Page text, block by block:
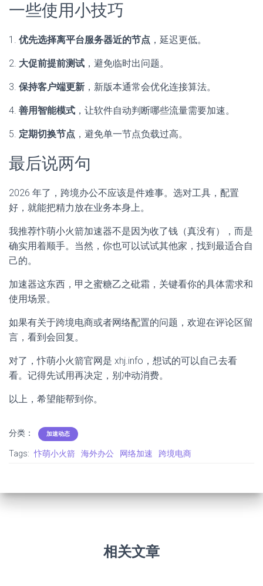
一些使用小技巧
1. 优先选择离平台服务器近的节点 ，延迟更低。
2. 大促前提前测试 ，避免临时出问题。
3. 保持客户端更新 ，新版本通常会优化连接算法。
4. 善用智能模式 ，让软件自动判断哪些流量需要加速。
5. 定期切换节点 ，避免单一节点负载过高。
最后说两句
2026 年了，跨境办公不应该是件难事。选对工具，配置
好，就能把精力放在业务本身上。
我推荐忭萌小火箭加速器不是因为收了钱（真没有），而是
确实用着顺手。当然，你也可以试试其他家，找到最适合自
己的。
加速器这东西，甲之蜜糖乙之砒霜，关键看你的具体需求和
使用场景。
如果有关于跨境电商或者网络配置的问题，欢迎在评论区留
言，看到会回复。
对了，忭萌小火箭官网是 xhj.info，想试的可以自己去看
看。记得先试用再决定，别冲动消费。
以上，希望能帮到你。
分类： 加速动态
Tags: 忭萌小火箭 海外办公 网络加速 跨境电商
相关文章